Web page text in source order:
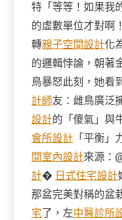
特「等等！如果我
的虛數單位才對啊
轉親子空間設計化
的邏輯悖論，朝著
鳥暴怒此刻，她看
計師友：雌鳥廣泛
設計的「傻氣」與
會所設計 「平衡」
間室內設計來源：
計� 日式住宅設計
那盆完美對稱的盆
宅了，左中醫診所